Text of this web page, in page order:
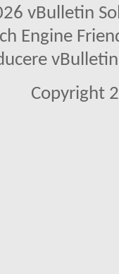
vBulletin
Engine
Copyright